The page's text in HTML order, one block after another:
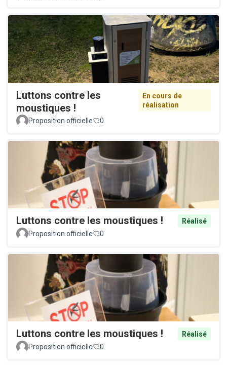
Luttons contre les
moustiques !
En cours de
réalisation
Proposition officielle
0
Luttons contre les moustiques !
Réalisé
Proposition officielle
0
Luttons contre les moustiques !
Réalisé
Proposition officielle
0